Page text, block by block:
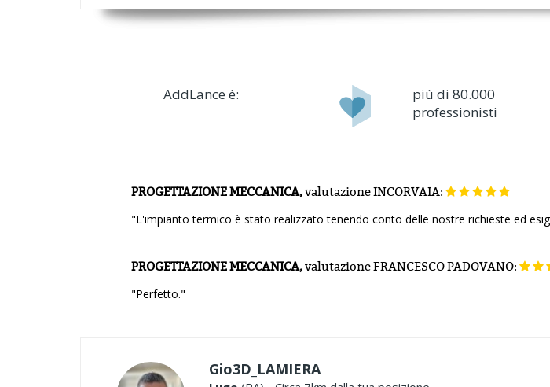
AddLance è:
più di 80.000
professionisti
PROGETTAZIONE MECCANICA,valutazioneINCORVAIA:
"L'impianto termico è stato realizzato tenendo conto delle nostre richieste ed
PROGETTAZIONE MECCANICA,valutazioneFRANCESCO PADOVANO:
"Perfetto."
Gio3D_LAMIERA